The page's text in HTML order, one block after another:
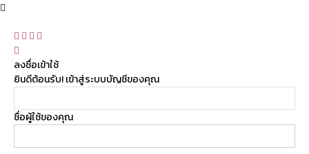
ลงชื่อเข้าใช้
ยินดีต้อนรับ! เข้าสู่ระบบบัญชีของคุณ
ชื่อผู้ใช้ของคุณ